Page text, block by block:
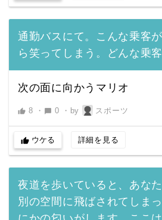
通勤バスにて。こんな乗客
ら笑ってしまう。どんな乗客
次の面に向かうマリオ
thumb_up 8 ・ chat_bubble 0 ・ by スポーツ
thumb_up ウケる 詳細を見る
夜道を歩いていると、あな
別の空間に飛ばされてしま